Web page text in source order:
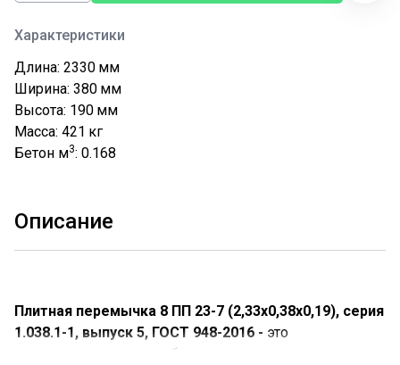
Характеристики
Длина: 2330 мм
Ширина: 380 мм
Высота: 190 мм
Масса: 421 кг
Бетон м3: 0.168
Описание
Плитная перемычка 8 ПП 23-7 (2,33х0,38х0,19), серия
1.038.1-1, выпуск 5, ГОСТ 948-2016 - это
прямоугольная железобетонная плита.